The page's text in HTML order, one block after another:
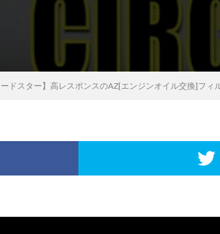
ードスター】高レスポンスのAZ[エンジンオイル交換]フィ